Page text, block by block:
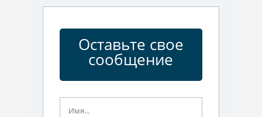
Оставьте свое
сообщение